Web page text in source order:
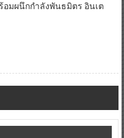
มผนึกกำลังพันธมิตร อินเต